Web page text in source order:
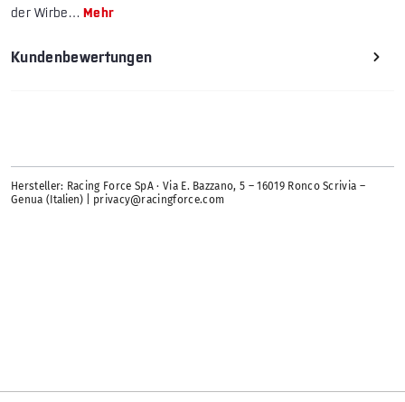
der Wirbe…Mehr
Kundenbewertungen
Hersteller: Racing Force SpA · Via E. Bazzano, 5 – 16019 Ronco Scrivia –
Genua (Italien) | privacy@racingforce.com